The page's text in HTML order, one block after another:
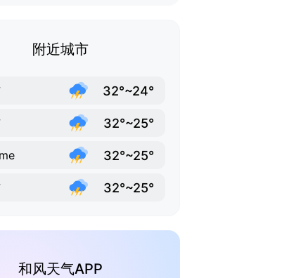
附近城市
32°~24°
32°~25°
32°~25°
32°~25°
和风天气APP